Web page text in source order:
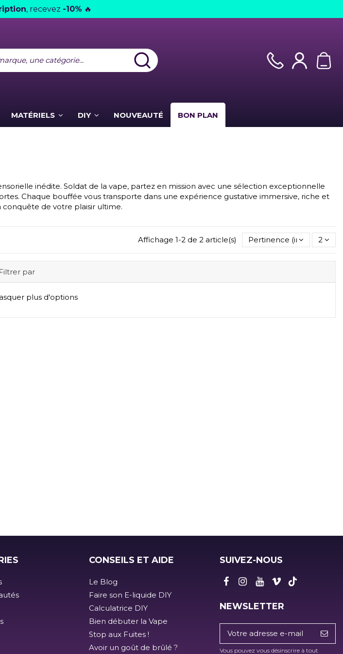
, recevez -10% 🔥
MATÉRIELS DIY NOUVEAUTÉ BON PLAN
inédite. Soldat de la vape, partez en mission avec une sélection exceptionnelle
Chaque bouffée vous transporte dans une expérience gustative immersive, riche et
conquête de votre plaisir ultime.
Affichage 1-2 de 2 article(s) Pertinence (inverse)
2
Filtrer par
plus d'options
CONSEILS ET AIDE
Le Blog
Faire son E-liquide DIY
Calculatrice DIY
Bien débuter la Vape
Stop aux Fuites !
Avoir un goût de brûlé ?
SUIVEZ-NOUS
NEWSLETTER
Vous pouvez vous désinscrire à tout